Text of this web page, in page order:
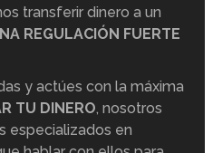
transferir dinero a un
REGULACIÓN FUERTE
y actúes con la máxima
TU DINERO, nosotros
especializados en